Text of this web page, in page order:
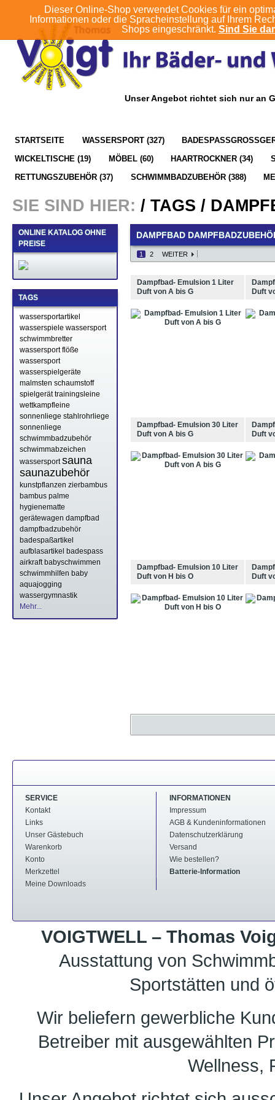
Dieser Online-Shop verwendet Cookies für ein
Informationen oder die Spracheinstellung auf Ihrem
Shops eingeschränkt. Sind Sie
Unser Angebot richtet sich nur an
STARTSEITE WASSERSPORT (327)
WICKELTISCHE (19) MÖBEL (60) HAARTROCKNER (34)
RETTUNGSZUBEHÖR (37) SCHWIMMBADZUBEHÖR (388)
SIE SIND HIER: / TAGS /
ONLINE KATALOG OHNE
PREISE
TAGS
wassersportartikel
wasserspiele wassersport
schwimmbretter
wassersport flöße
wassersport
wasserspielgeräte
malmsten schaumstoff
spielgerät trainingsleine
wettkampfleine
sonnenliege stahlrohrliege
sonnenliege
schwimmbadzubehör
schwimmabzeichen
wassersport sauna
saunazubehör
kunstpflanzen zierbambus
bambus palme
hygienematte
gerätewagen dampfbad
dampfbadzubehör
badespaßartikel
aufblasartikel badespass
airkraft babyschwimmen
schwimmhilfen baby
aquajogging
wassergymnastik
Mehr...
DAMPFBAD
1 2 WEITER
Dampfbad- Emulsion 1 Liter
Duft von A bis G
Duft
Dampfbad- Emulsion 30 Liter
Duft von A bis G
Duft
Dampfbad- Emulsion 10 Liter
Duft von H bis O
Duft
SERVICE
Kontakt
Links
Unser Gästebuch
Warenkorb
Konto
Merkzettel
Meine Downloads
INFORMATIONEN
Impressum
AGB & Kundeninformationen
Datenschutzerklärung
Versand
Wie bestellen?
Batterie-Information
VOIGTWELL – Thomas
Ausstattung von
Sportstätten und
Wir beliefern gewerbliche
Betreiber mit ausgewählten
Wellness,